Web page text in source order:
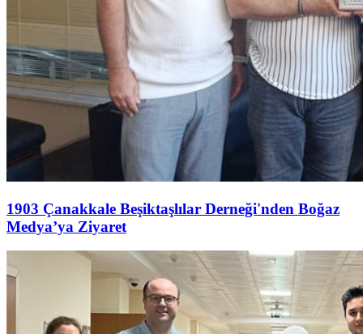
1903 Çanakkale Beşiktaşlılar Derneği'nden Boğaz
Medya’ya Ziyaret